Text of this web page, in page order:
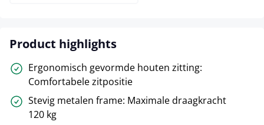
Product highlights
Ergonomisch gevormde houten zitting:
Comfortabele zitpositie
Stevig metalen frame: Maximale draagkracht
120 kg